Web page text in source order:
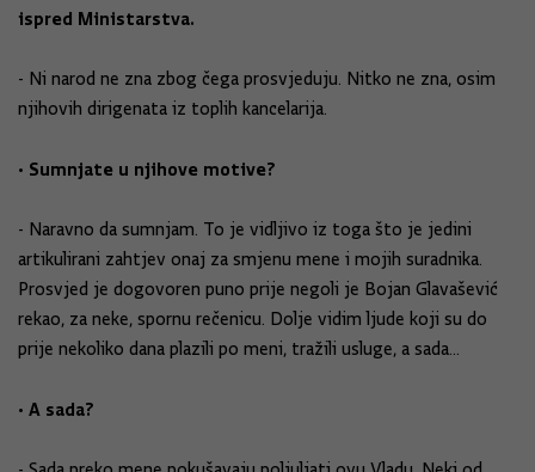
ispred Ministarstva.
- Ni narod ne zna zbog čega prosvjeduju. Nitko ne zna, osim
njihovih dirigenata iz toplih kancelarija.
• Sumnjate u njihove motive?
- Naravno da sumnjam. To je vidljivo iz toga što je jedini
artikulirani zahtjev onaj za smjenu mene i mojih suradnika.
Prosvjed je dogovoren puno prije negoli je Bojan Glavašević
rekao, za neke, spornu rečenicu. Dolje vidim ljude koji su do
prije nekoliko dana plazili po meni, tražili usluge, a sada...
• A sada?